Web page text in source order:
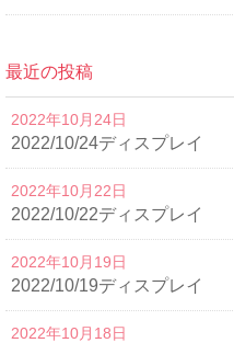
最近の投稿
2022/10/24ディスプレイ
2022年10月24日
2022/10/22ディスプレイ
2022年10月22日
2022/10/19ディスプレイ
2022年10月19日
2022年10月18日